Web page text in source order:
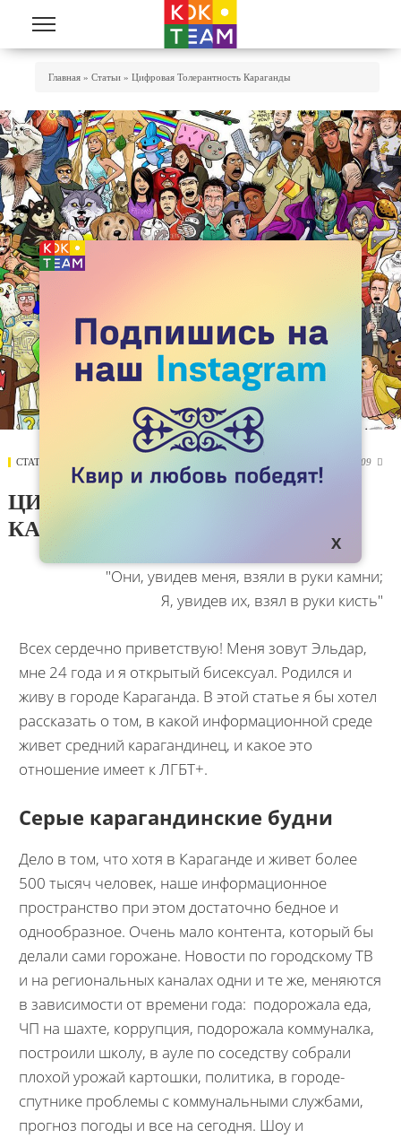
Перейти к основному содержанию
Главная » Статьи » Цифровая Толерантность Караганды
СТАТЬИ 6009 
ЦИФРОВАЯ ТОЛЕРАНТНОСТЬ
КАРАГАНДЫ
"Они, увидев меня, взяли в руки камни;
Я, увидев их, взял в руки кисть"
Всех сердечно приветствую! Меня зовут Эльдар,
мне 24 года и я открытый бисексуал. Родился и
живу в городе Караганда. В этой статье я бы хотел
рассказать о том, в какой информационной среде
живет средний карагандинец, и какое это
отношение имеет к ЛГБТ+.
Серые карагандинские будни
Дело в том, что хотя в Караганде и живет более
500 тысяч человек, наше информационное
пространство при этом достаточно бедное и
однообразное. Очень мало контента, который бы
делали сами горожане. Новости по городскому ТВ
и на региональных каналах одни и те же, меняются
в зависимости от времени года: подорожала еда,
ЧП на шахте, коррупция, подорожала коммуналка,
построили школу, в ауле по соседству собрали
плохой урожай картошки, политика, в городе-
спутнике проблемы с коммунальными службами,
прогноз погоды и все на сегодня. Шоу и